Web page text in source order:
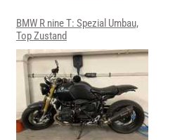
BMW R nine T: Spezial Umbau,
Top Zustand